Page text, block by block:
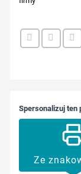
Spersonalizuj ten
Ze